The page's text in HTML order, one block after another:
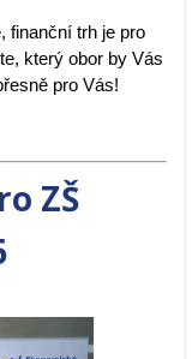
finanční trh je pro
který obor by Vás
pro Vás!
ZŠ